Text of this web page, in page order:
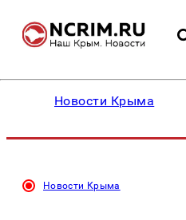
Новости Крыма
Новости Крыма